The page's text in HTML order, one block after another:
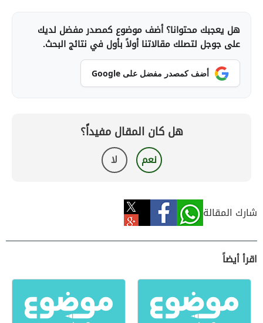
هل يعجبك محتوانا؟ أضف موضوع كمصدر مفضل لديك
على جوجل لتصلك مقالاتنا أولاً بأول في نتائج البحث.
أضف كمصدر مفضل على Google
هل كان المقال مفيداً؟
نعم لا
شارك المقالة
اقرأ أيضاً